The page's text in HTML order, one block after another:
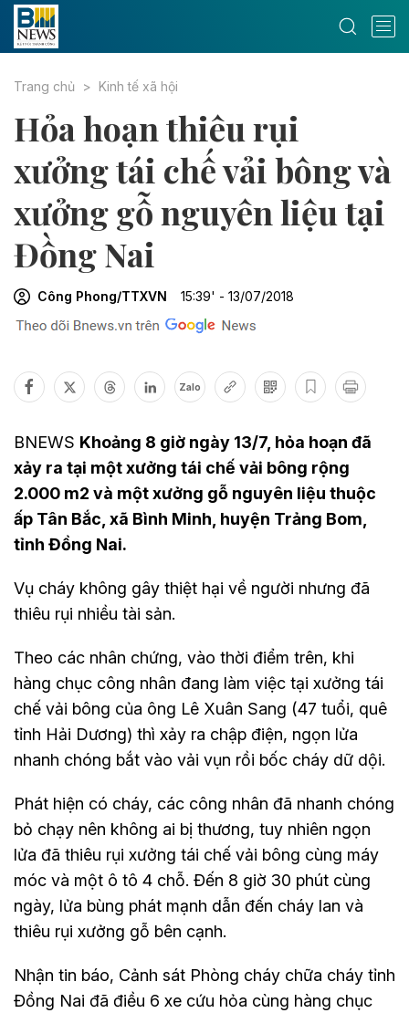
Trang chủ Kinh tế xã hội
Hỏa hoạn thiêu rụi
xưởng tái chế vải bông và
xưởng gỗ nguyên liệu tại
Đồng Nai
Công Phong/TTXVN 15:39' - 13/07/2018
Zalo
BNEWS Khoảng 8 giờ ngày 13/7, hỏa hoạn đã
xảy ra tại một xưởng tái chế vải bông rộng
2.000 m2 và một xưởng gỗ nguyên liệu thuộc
ấp Tân Bắc, xã Bình Minh, huyện Trảng Bom,
tỉnh Đồng Nai.
Vụ cháy không gây thiệt hại về người nhưng đã
thiêu rụi nhiều tài sản.
Theo các nhân chứng, vào thời điểm trên, khi
hàng chục công nhân đang làm việc tại xưởng tái
chế vải bông của ông Lê Xuân Sang (47 tuổi, quê
tỉnh Hải Dương) thì xảy ra chập điện, ngọn lửa
nhanh chóng bắt vào vải vụn rồi bốc cháy dữ dội.
Phát hiện có cháy, các công nhân đã nhanh chóng
bỏ chạy nên không ai bị thương, tuy nhiên ngọn
lửa đã thiêu rụi xưởng tái chế vải bông cùng máy
móc và một ô tô 4 chỗ. Đến 8 giờ 30 phút cùng
ngày, lửa bùng phát mạnh dẫn đến cháy lan và
thiêu rụi xưởng gỗ bên cạnh.
Nhận tin báo, Cảnh sát Phòng cháy chữa cháy tỉnh
Đồng Nai đã điều 6 xe cứu hỏa cùng hàng chục